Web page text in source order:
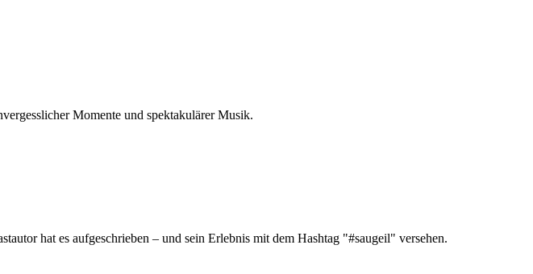
Momente und spektakulärer Musik.
hat es aufgeschrieben – und sein Erlebnis mit dem Hashtag "#saugeil" versehen.